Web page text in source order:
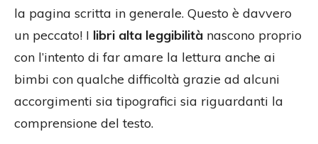
la pagina scritta in generale. Questo è davvero
un peccato! I libri alta leggibilità nascono proprio
con l’intento di far amare la lettura anche ai
bimbi con qualche difficoltà grazie ad alcuni
accorgimenti sia tipografici sia riguardanti la
comprensione del testo.